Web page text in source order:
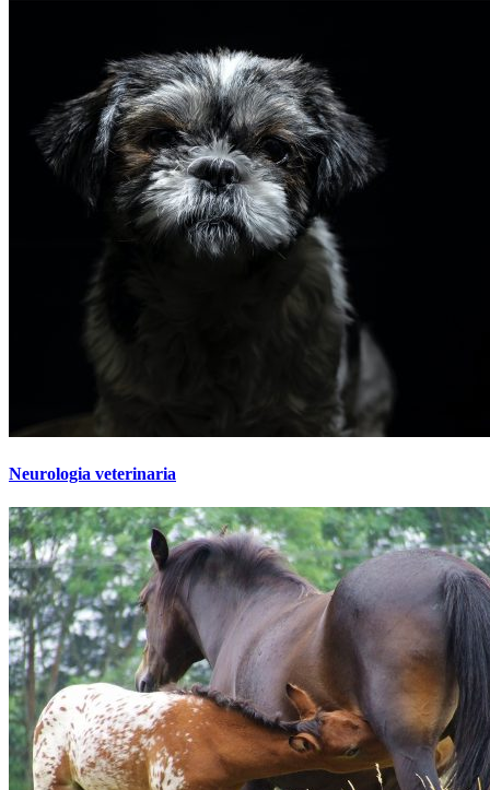
Neurologia veterinaria